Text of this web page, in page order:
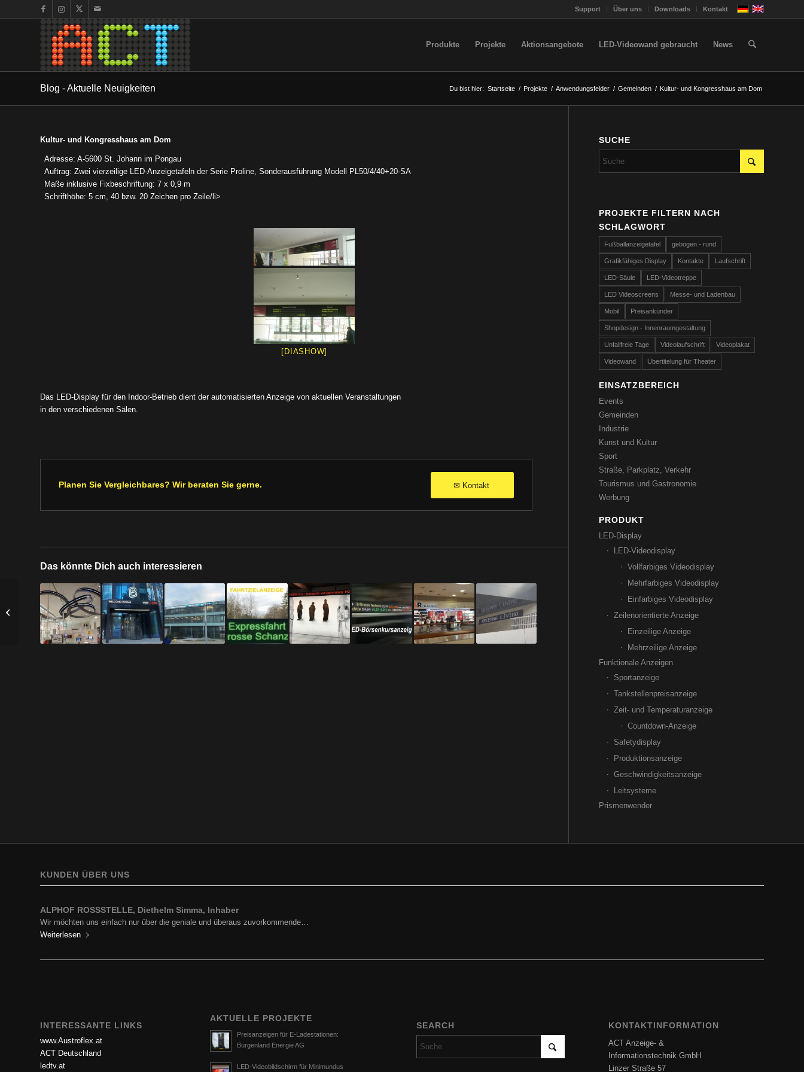
Support Über uns Downloads Kontakt
Produkte Projekte Aktionsangebote LED-Videowand gebraucht News
Blog - Aktuelle Neuigkeiten Du bist hier: Startseite / Projekte / Anwendungsfelder / Gemeinden / Kultur- und Kongresshaus am Dom
Kultur- und Kongresshaus am Dom
Adresse: A-5600 St. Johann im Pongau
Auftrag: Zwei vierzeilige LED-Anzeigetafeln der Serie Proline, Sonderausführung Modell PL50/4/40+20-SA
Maße inklusive Fixbeschriftung: 7 x 0,9 m
Schrifthöhe: 5 cm, 40 bzw. 20 Zeichen pro Zeile/li>
[DIASHOW]
Das LED-Display für den Indoor-Betrieb dient der automatisierten Anzeige von aktuellen Veranstaltungen
in den verschiedenen Sälen.
Planen Sie Vergleichbares? Wir beraten Sie gerne. ✉ Kontakt
Das könnte Dich auch interessieren
SUCHE
PROJEKTE FILTERN NACH
SCHLAGWORT
Fußballanzeigetafel gebogen - rund
Grafikfähiges Display Kontakte Laufschrift
LED-Säule LED-Videotreppe
LED Videoscreens Messe- und Ladenbau
Mobil Preisankünder
Shopdesign - Innenraumgestaltung
Unfallfreie Tage Videolaufschrift Videoplakat
Videowand Übertitelung für Theater
EINSATZBEREICH
Events
Gemeinden
Industrie
Kunst und Kultur
Sport
Straße, Parkplatz, Verkehr
Tourismus und Gastronomie
Werbung
PRODUKT
LED-Display
LED-Videodisplay
Vollfarbiges Videodisplay
Mehrfarbiges Videodisplay
Einfarbiges Videodisplay
Zeilenorientierte Anzeige
Einzeilige Anzeige
Mehrzeilige Anzeige
Funktionale Anzeigen
Sportanzeige
Tankstellenpreisanzeige
Zeit- und Temperaturanzeige
Countdown-Anzeige
Safetydisplay
Produktionsanzeige
Geschwindigkeitsanzeige
Leitsysteme
Prismenwender
KUNDEN ÜBER UNS
ALPHOF ROSSSTELLE, Diethelm Simma, Inhaber
Wir möchten uns einfach nur über die geniale und überaus zuvorkommende…
Weiterlesen
INTERESSANTE LINKS
www.Austroflex.at
ACT Deutschland
ledtv.at
AKTUELLE PROJEKTE
Preisanzeigen für E-Ladestationen:
Burgenland Energie AG
LED-Videobildschirm für Minimundus
SEARCH KONTAKTINFORMATION
ACT Anzeige- &
Informationstechnik GmbH
Linzer Straße 57
Volksoper Wien